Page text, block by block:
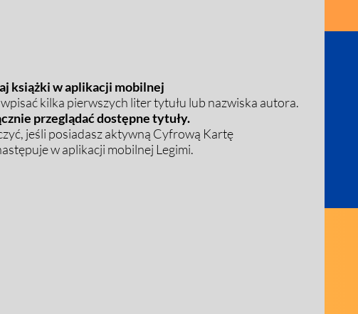
książki w aplikacji mobilnej
kilka pierwszych liter tytułu lub nazwiska autora.
przeglądać dostępne tytuły.
jeśli posiadasz aktywną Cyfrową Kartę
w aplikacji mobilnej Legimi.